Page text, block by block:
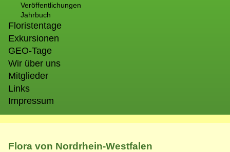
Veröffentlichungen
Jahrbuch
Floristentage
Exkursionen
GEO-Tage
Wir über uns
Mitglieder
Links
Impressum
Flora von Nordrhein-Westfalen